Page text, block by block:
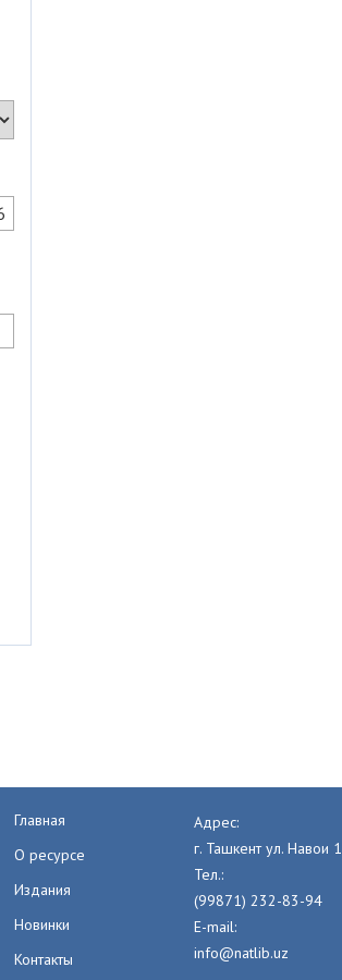
Главная
О ресурсе
Издания
Новинки
Контакты
Адрес:
г. Ташкент ул. Навои 1
Тел.:
(99871) 232-83-94
E-mail:
info@natlib.uz